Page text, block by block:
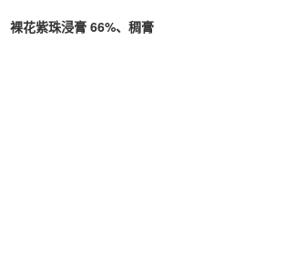
裸花紫珠浸膏 66%、稠膏